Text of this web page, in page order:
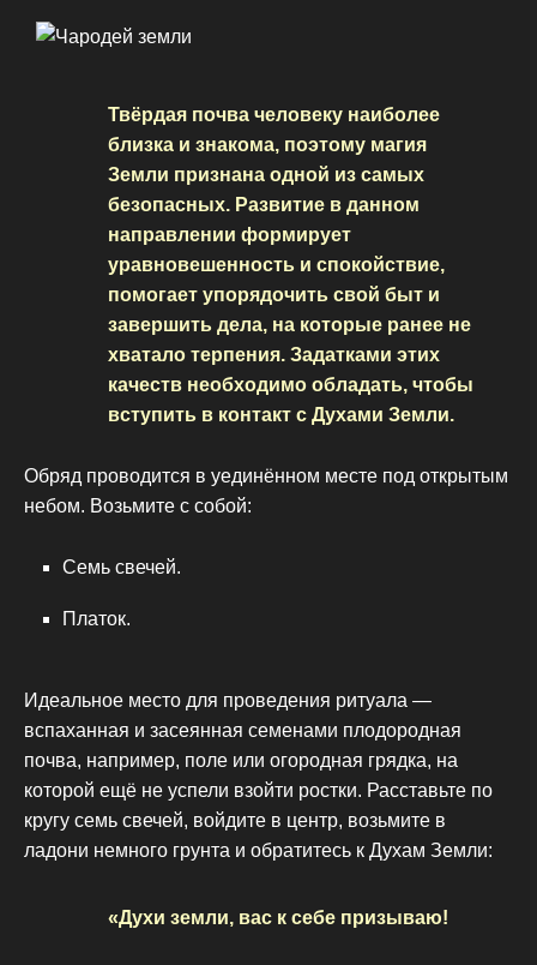
Твёрдая почва человеку наиболее
близка и знакома, поэтому магия
Земли признана одной из самых
безопасных. Развитие в данном
направлении формирует
уравновешенность и спокойствие,
помогает упорядочить свой быт и
завершить дела, на которые ранее не
хватало терпения. Задатками этих
качеств необходимо обладать, чтобы
вступить в контакт с Духами Земли.
Обряд проводится в уединённом месте под открытым
небом. Возьмите с собой:
Семь свечей.
Платок.
Идеальное место для проведения ритуала —
вспаханная и засеянная семенами плодородная
почва, например, поле или огородная грядка, на
которой ещё не успели взойти ростки. Расставьте по
кругу семь свечей, войдите в центр, возьмите в
ладони немного грунта и обратитесь к Духам Земли:
«Духи земли, вас к себе призываю!